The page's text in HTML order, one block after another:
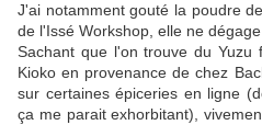
J'ai notamment gouté la poudre
de l'Issé Workshop, elle ne
Sachant que l'on trouve du
Kioko en provenance de chez
sur certaines épiceries en ligne
ça me parait exhorbitant), v